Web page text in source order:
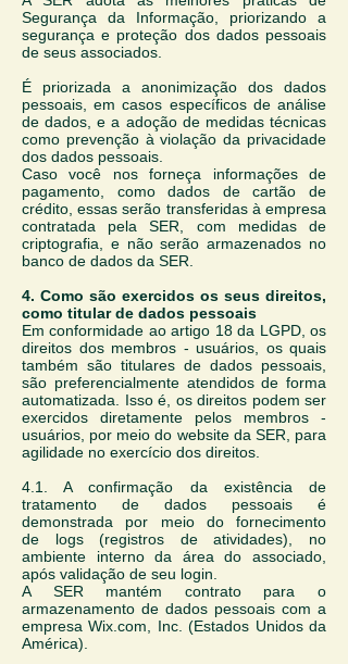
Segurança da Informação, priorizando a
segurança e proteção dos dados pessoais
de seus associados.
É priorizada a anonimização dos dados
pessoais, em casos específicos de análise
de dados, e a adoção de medidas técnicas
como prevenção à violação da privacidade
dos dados pessoais.
Caso você nos forneça informações de
pagamento, como dados de cartão de
crédito, essas serão transferidas à empresa
contratada pela SER, com medidas de
criptografia, e não serão armazenados no
banco de dados da SER.
4. Como são exercidos os seus direitos,
como titular de dados pessoais
Em conformidade ao artigo 18 da LGPD, os
direitos dos membros - usuários, os quais
também são titulares de dados pessoais,
são preferencialmente atendidos de forma
automatizada. Isso é, os direitos podem ser
exercidos diretamente pelos membros -
usuários, por meio do website da SER, para
agilidade no exercício dos direitos.
4.1. A confirmação da existência de
tratamento de dados pessoais é
demonstrada por meio do fornecimento
de logs (registros de atividades), no
ambiente interno da área do associado,
após validação de seu login.
A SER mantém contrato para o
armazenamento de dados pessoais com a
empresa Wix.com, Inc. (Estados Unidos da
América).